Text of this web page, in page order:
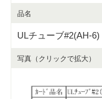
品名
ULチューブ#2(AH-6)
写真（クリックで拡大）